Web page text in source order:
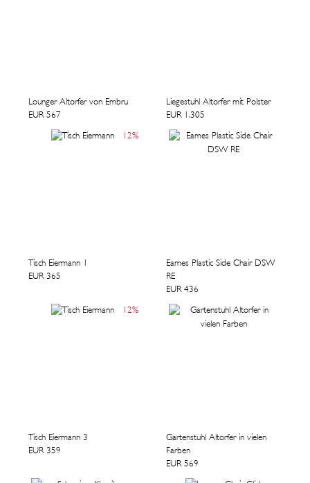
Lounger Altorfer von Embru
EUR 567
Liegestuhl Altorfer mit Polster
EUR 1.305
12%
Tisch Eiermann 1
EUR 365
Eames Plastic Side Chair DSW
RE
EUR 436
12%
Tisch Eiermann 3
EUR 359
Gartenstuhl Altorfer in vielen
Farben
EUR 569